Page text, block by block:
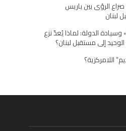
الرؤى بين باريس
لبنان
وسيادة الدولة: لماذا يُعدّ نزع
إلى مستقبل لبنان؟
اللامركزية؟